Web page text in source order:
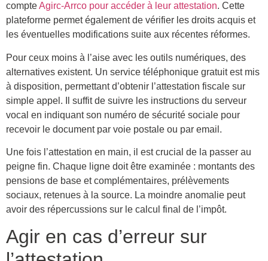
compteAgirc-Arrco pour accéder à leur attestation. Cette
plateforme permet également de vérifier les droits acquis et
les éventuelles modifications suite aux récentes réformes.
Pour ceux moins à l’aise avec les outils numériques, des
alternatives existent. Un service téléphonique gratuit est mis
à disposition, permettant d’obtenir l’attestation fiscale sur
simple appel. Il suffit de suivre les instructions du serveur
vocal en indiquant son numéro de sécurité sociale pour
recevoir le document par voie postale ou par email.
Une fois l’attestation en main, il est crucial de la passer au
peigne fin. Chaque ligne doit être examinée : montants des
pensions de base et complémentaires, prélèvements
sociaux, retenues à la source. La moindre anomalie peut
avoir des répercussions sur le calcul final de l’impôt.
Agir en cas d’erreur sur